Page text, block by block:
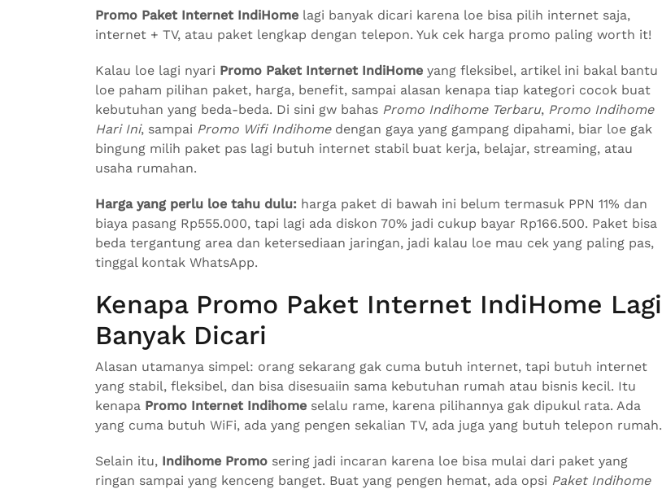
Promo Paket Internet IndiHome lagi banyak dicari karena loe bisa pilih internet saja,
internet + TV, atau paket lengkap dengan telepon. Yuk cek harga promo paling worth it!
Kalau loe lagi nyari Promo Paket Internet IndiHome yang fleksibel, artikel ini bakal bantu
loe paham pilihan paket, harga, benefit, sampai alasan kenapa tiap kategori cocok buat
kebutuhan yang beda-beda. Di sini gw bahas Promo Indihome Terbaru, Promo Indihome
Hari Ini, sampai Promo Wifi Indihomedengan gaya yang gampang dipahami, biar loe gak
bingung milih paket pas lagi butuh internet stabil buat kerja, belajar, streaming, atau
usaha rumahan.
Harga yang perlu loe tahu dulu: harga paket di bawah ini belum termasuk PPN 11% dan
biaya pasang Rp555.000, tapi lagi ada diskon 70% jadi cukup bayar Rp166.500. Paket bisa
beda tergantung area dan ketersediaan jaringan, jadi kalau loe mau cek yang paling pas,
tinggal kontak WhatsApp.
Kenapa Promo Paket Internet IndiHome Lagi
Banyak Dicari
Alasan utamanya simpel: orang sekarang gak cuma butuh internet, tapi butuh internet
yang stabil, fleksibel, dan bisa disesuaiin sama kebutuhan rumah atau bisnis kecil. Itu
kenapa Promo Internet Indihome selalu rame, karena pilihannya gak dipukul rata. Ada
yang cuma butuh WiFi, ada yang pengen sekalian TV, ada juga yang butuh telepon rumah.
Selain itu, Indihome Promo sering jadi incaran karena loe bisa mulai dari paket yang
ringan sampai yang kenceng banget. Buat yang pengen hemat, ada opsi Paket Indihome